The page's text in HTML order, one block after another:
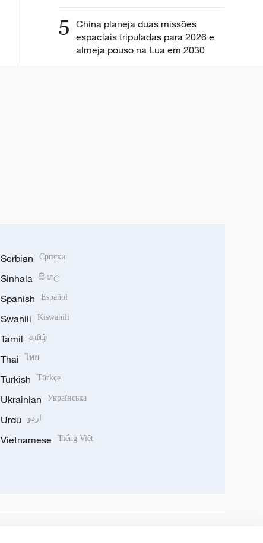
5 China planeja duas missões
espaciais tripuladas para 2026 e
almeja pouso na Lua em 2030
Serbian Српски
Sinhala සිංහල
Spanish Español
Swahili Kiswahili
Tamil தமிழ்
Thai ไทย
Turkish Türkçe
Ukrainian Українська
Urdu اردو
Vietnamese Tiếng Việt